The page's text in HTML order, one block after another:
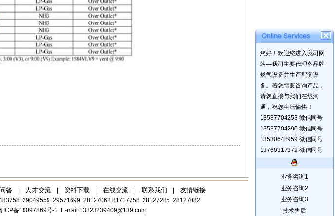
答 人才交流 资料下载 在线交流 联系我们 友情链接
29049559 29571699 28127062 81717758 28127285 28127082
ICP备19097869号-1 E-mail:13823239409@139.com
您好！欢迎您进入我司网
站—我司主要代理各品牌
燃气设备并生产配套设
备。若您需要咨询产品，
请您直接与我们在线沟
通，祝您生活愉快！
13537704253 微信同号
13537704290 微信同号
13530648959 微信同号
13760317372 微信同号
业务咨询1
业务咨询2
业务咨询3
技术售后